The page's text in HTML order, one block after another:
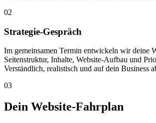
02
Strategie-Gespräch
Im gemeinsamen Termin entwickeln wir deine
Seitenstruktur, Inhalte, Website-Aufbau und
Verständlich, realistisch und auf dein Business
03
Dein Website-Fahrplan